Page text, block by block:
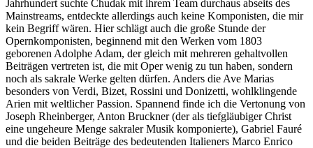
Jahrhundert suchte Chudak mit ihrem Team durchaus abseits des
Mainstreams, entdeckte allerdings auch keine Komponisten, die mir
kein Begriff wären. Hier schlägt auch die große Stunde der
Opernkomponisten, beginnend mit den Werken vom 1803
geborenen Adolphe Adam, der gleich mit mehreren gehaltvollen
Beiträgen vertreten ist, die mit Oper wenig zu tun haben, sondern
noch als sakrale Werke gelten dürfen. Anders die Ave Marias
besonders von Verdi, Bizet, Rossini und Donizetti, wohlklingende
Arien mit weltlicher Passion. Spannend finde ich die Vertonung von
Joseph Rheinberger, Anton Bruckner (der als tiefgläubiger Christ
eine ungeheure Menge sakraler Musik komponierte), Gabriel Fauré
und die beiden Beiträge des bedeutenden Italieners Marco Enrico